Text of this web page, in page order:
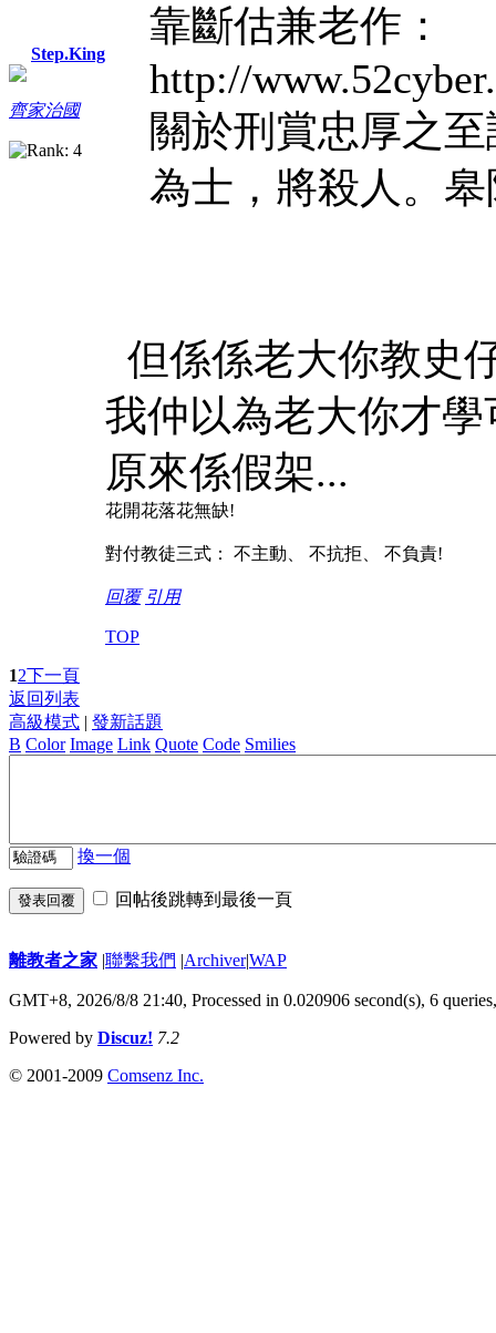
Step.King
齊家治國
靠斷估兼老作：
http://
關於刑賞忠厚之
為士，將殺人。皋
但係係老大你教史
我仲以為老大你才
原來係假架...
花開花落花無缺!
對付教徒三式： 不主動、 不抗拒、 不負責!
回覆 引用
TOP
12下一頁
返回列表
高級模式 | 發新話題
B Color Image Link Quote Code Smilies
換一個
發表回覆 回帖後跳轉到最後一頁
離教者之家 |聯繫我們 |Archiver|WAP
GMT+8, 2026/8/8 21:40, Processed in 0.020906 second(s), 6
Powered by Discuz! 7.2
© 2001-2009 Comsenz Inc.